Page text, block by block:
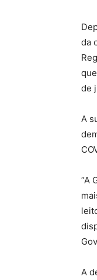
da
de
A
“A
A